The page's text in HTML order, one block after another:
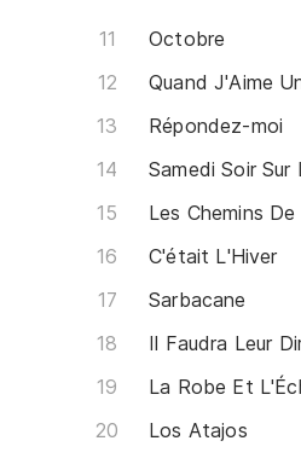
Octobre
Quand J'Aime
Répondez-moi
Samedi Soir Sur
Les Chemins
C'était L'Hiver
Sarbacane
Il Faudra Leur
La Robe Et
Los Atajos